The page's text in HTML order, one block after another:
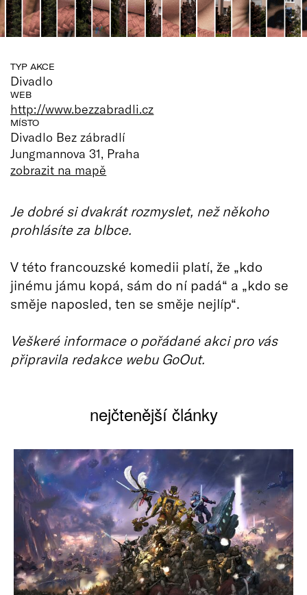
TYP AKCE
Divadlo
WEB
http://www.bezzabradli.cz
MÍSTO
Divadlo Bez zábradlí
Jungmannova 31, Praha
zobrazit na mapě
Je dobré si dvakrát rozmyslet, než někoho
prohlásíte za blbce.
V této francouzské komedii platí, že „kdo
jinému jámu kopá, sám do ní padá“ a „kdo se
směje naposled, ten se směje nejlíp“.
Veškeré informace o pořádané akci pro vás
připravila redakce webu GoOut.
nejčtenější články